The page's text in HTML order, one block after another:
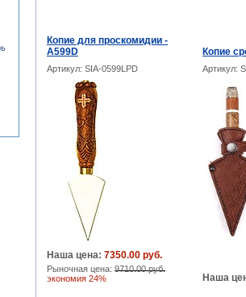
Копие для проскомидии -
А599D
Копие
Артикул: SIA-0599LPD Артикул:
Наша цена: 7350.00 руб.
Рыночная цена: 9710.00 руб.
экономия 24%
Наша